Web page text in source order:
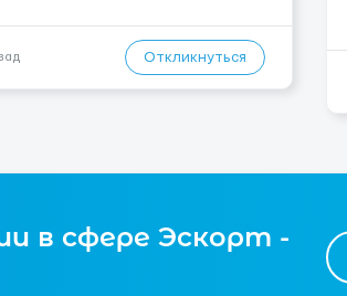
малярных работ (шпатлевка,
покраска); - Штукатурные работы ...
Откликнуться
в сфере Эскорт -